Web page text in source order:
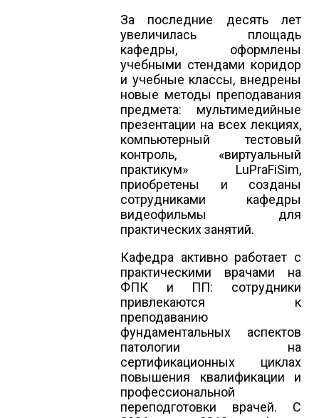
За последние десять лет
увеличилась площадь
кафедры, оформлены
учебными стендами коридор
и учебные классы, внедрены
новые методы преподавания
предмета: мультимедийные
презентации на всех лекциях,
компьютерный тестовый
контроль, «виртуальный
практикум» LuPraFiSim,
приобретены и созданы
сотрудниками кафедры
видеофильмы для
практических занятий.
Кафедра активно работает с
практическими врачами на
ФПК и ПП: сотрудники
привлекаются к
преподаванию
фундаментальных аспектов
патологии на
сертификационных циклах
повышения квалификации и
профессиональной
переподготовки врачей. С